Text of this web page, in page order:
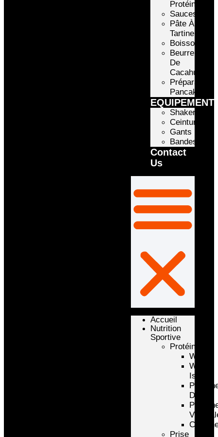
Protéinée
Sauces
Pâte À
Tartiner
Boissons
Beurre
De
Cacahuète
Préparation
Pancake
Shakers
Ceintures
Gants
Bandes
Contact
Us
Accueil
Nutrition
Sportive
Protéines
Whey
Whey
Isolate
D’oeuf
Prise